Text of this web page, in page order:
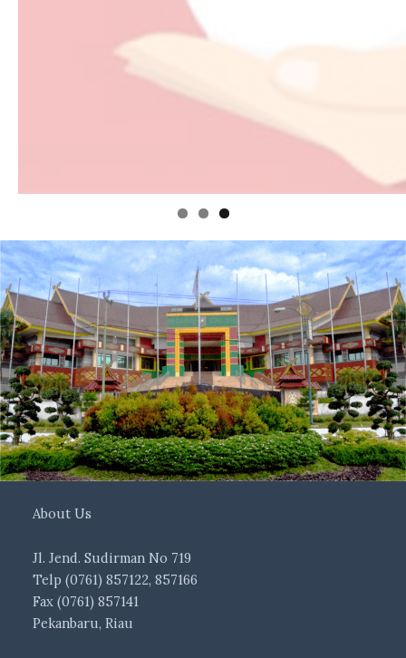
About Us
Jl. Jend. Sudirman No 719
Telp (0761) 857122, 857166
Fax (0761) 857141
Pekanbaru, Riau